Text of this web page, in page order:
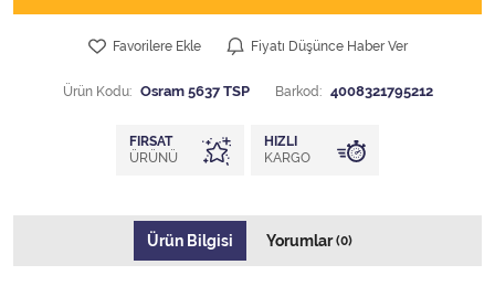
Favorilere Ekle Fiyatı Düşünce Haber Ver
Ürün Kodu: Osram 5637 TSP Barkod: 4008321795212
FIRSAT
ÜRÜNÜ
HIZLI
KARGO
Ürün Bilgisi Yorumlar(0)